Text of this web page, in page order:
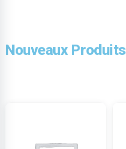
Nouveaux Produits